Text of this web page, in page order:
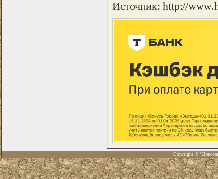
Источник: http://
Copyright ©